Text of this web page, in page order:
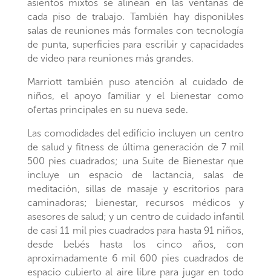
asientos mixtos se alinean en las ventanas de
cada piso de trabajo. También hay disponibles
salas de reuniones más formales con tecnología
de punta, superficies para escribir y capacidades
de video para reuniones más grandes.
Marriott también puso atención al cuidado de
niños, el apoyo familiar y el bienestar como
ofertas principales en su nueva sede.
Las comodidades del edificio incluyen un centro
de salud y fitness de última generación de 7 mil
500 pies cuadrados; una Suite de Bienestar que
incluye un espacio de lactancia, salas de
meditación, sillas de masaje y escritorios para
caminadoras; bienestar, recursos médicos y
asesores de salud; y un centro de cuidado infantil
de casi 11 mil pies cuadrados para hasta 91 niños,
desde bebés hasta los cinco años, con
aproximadamente 6 mil 600 pies cuadrados de
espacio cubierto al aire libre para jugar en todo